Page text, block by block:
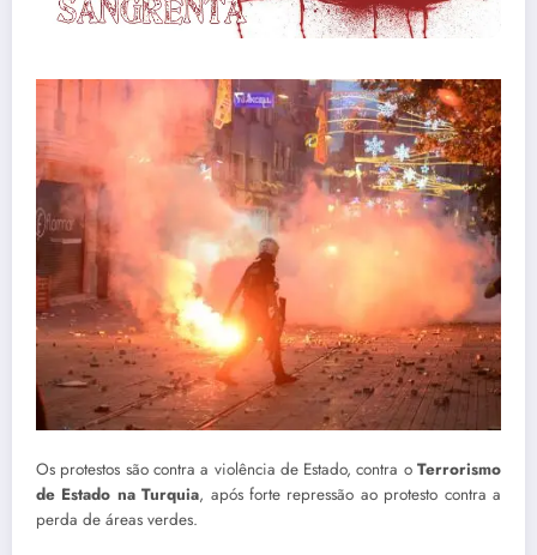
Os protestos são contra a violência de Estado, contra o Terrorismo
de Estado na Turquia, após forte repressão ao protesto contra a
perda de áreas verdes.